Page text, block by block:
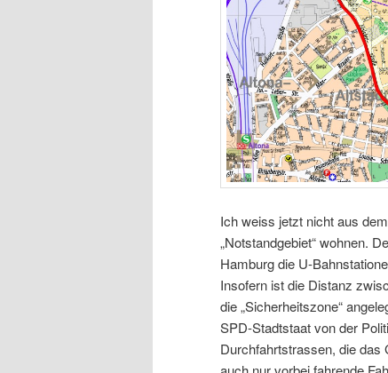
Ich weiss jetzt nicht aus
„Notstandgebiet“ wohnen.
Hamburg die U-
Insofern ist die Distanz
die „Sicherheitszone“
SPD-Stadtstaat von der
Durchfahrtstrassen, die das